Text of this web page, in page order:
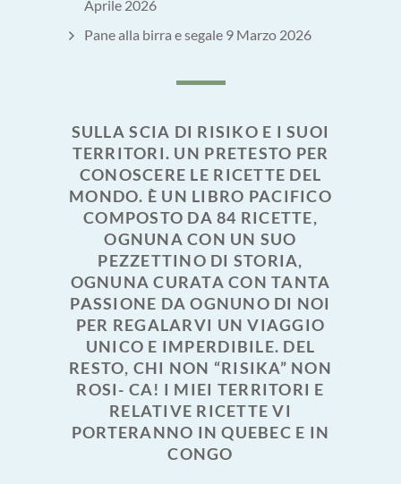
Aprile 2026
Pane alla birra e segale 9 Marzo 2026
SULLA SCIA DI RISIKO E I SUOI
TERRITORI. UN PRETESTO PER
CONOSCERE LE RICETTE DEL
MONDO. È UN LIBRO PACIFICO
COMPOSTO DA 84 RICETTE,
OGNUNA CON UN SUO
PEZZETTINO DI STORIA,
OGNUNA CURATA CON TANTA
PASSIONE DA OGNUNO DI NOI
PER REGALARVI UN VIAGGIO
UNICO E IMPERDIBILE. DEL
RESTO, CHI NON “RISIKA” NON
ROSI- CA! I MIEI TERRITORI E
RELATIVE RICETTE VI
PORTERANNO IN QUEBEC E IN
CONGO